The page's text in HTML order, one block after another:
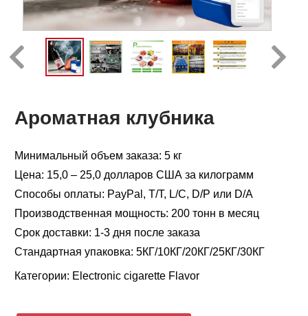
Ароматная клубника
Минимальный объем заказа: 5 кг
Цена: 15,0 – 25,0 долларов США за килограмм
Способы оплаты: PayPal, T/T, L/C, D/P или D/A
Производственная мощность: 200 тонн в месяц
Срок доставки: 1-3 дня после заказа
Стандартная упаковка: 5КГ/10КГ/20КГ/25КГ/30КГ
Категории: Electronic cigarette Flavor